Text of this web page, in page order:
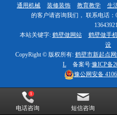
通用机械
装修装饰 教育教学 生
的客户请咨询我们， 联系电话：
本站关键字: 鹤壁做网站 鹤壁做手
设
CopyRight © 版权所有: 鹤壁市新起点
L
备案号:豫ICP备
豫公网安备
电话咨询 短信咨询